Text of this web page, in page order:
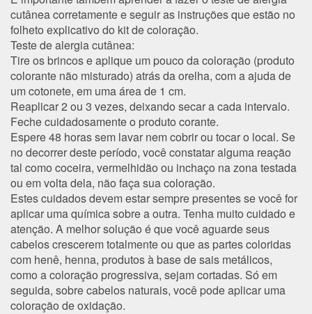
cutânea corretamente e seguir as instruções que estão no
folheto explicativo do kit de coloração.
Teste de alergia cutânea:
Tire os brincos e aplique um pouco da coloração (produto
colorante não misturado) atrás da orelha, com a ajuda de
um cotonete, em uma área de 1 cm.
Reaplicar 2 ou 3 vezes, deixando secar a cada intervalo.
Feche cuidadosamente o produto corante.
Espere 48 horas sem lavar nem cobrir ou tocar o local. Se
no decorrer deste período, você constatar alguma reação
tal como coceira, vermelhidão ou inchaço na zona testada
ou em volta dela, não faça sua coloração.
Estes cuidados devem estar sempre presentes se você for
aplicar uma química sobre a outra. Tenha muito cuidado e
atenção. A melhor solução é que você aguarde seus
cabelos crescerem totalmente ou que as partes coloridas
com henê, henna, produtos à base de sais metálicos,
como a coloração progressiva, sejam cortadas. Só em
seguida, sobre cabelos naturais, você pode aplicar uma
coloração de oxidação.